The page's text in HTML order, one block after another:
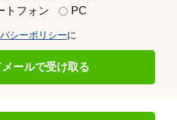
トフォン PC
シーポリシーに
メールで受け取る